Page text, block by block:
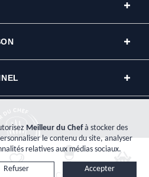
- Tous droits réservés.
la société Plat-Net inscrite au registre du commerce RCS
Meilleur du Chefà stocker des
le contenu du site, analyser
relatives aux médias sociaux.
Accepter
Refuser